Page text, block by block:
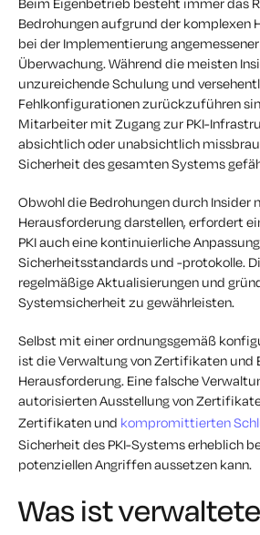
Bedrohungen aufgrund der komplexen
bei der Implementierung
Überwachung. Während die meisten
unzureichende Schulung und
Fehlkonfigurationen zurückzuführen
Mitarbeiter mit Zugang zur PKI-
absichtlich oder unabsichtlich
Sicherheit des gesamten Systems
Obwohl die Bedrohungen durch Insider
Herausforderung darstellen, erfordert
PKI auch eine kontinuierliche
Sicherheitsstandards und -protokolle.
regelmäßige Aktualisierungen und
Systemsicherheit zu gewährleisten.
Selbst mit einer ordnungsgemäß
ist die Verwaltung von Zertifikaten und
Herausforderung. Eine falsche
autorisierten Ausstellung von
Zertifikaten und kompromittierten
Sicherheit des PKI-Systems erheblich
potenziellen Angriffen aussetzen kann.
Was ist